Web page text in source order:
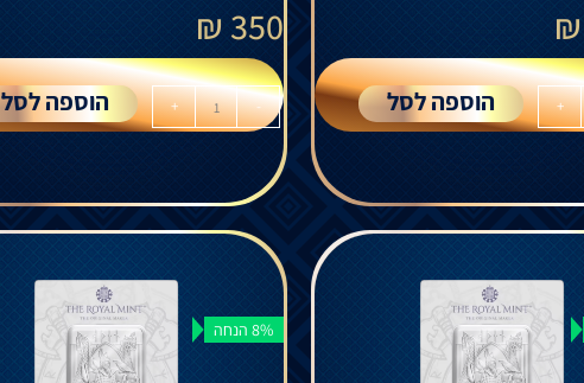
₪
+ הוספה לסל
350
₪
-
+ הוספה לסל
8% הנחה